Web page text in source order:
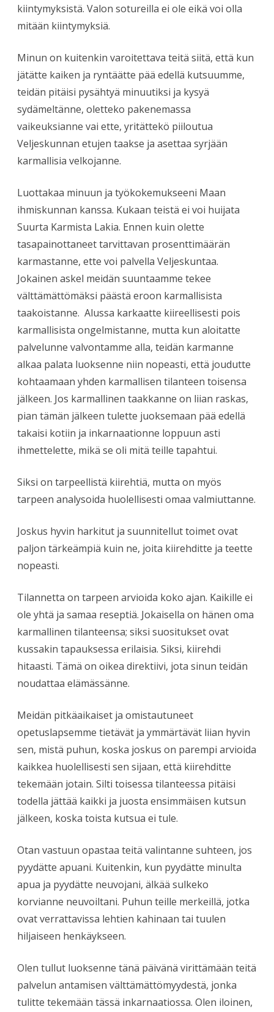
kiintymyksistä. Valon sotureilla ei ole eikä voi olla
mitään kiintymyksiä.
Minun on kuitenkin varoitettava teitä siitä, että kun
jätätte kaiken ja ryntäätte pää edellä kutsuumme,
teidän pitäisi pysähtyä minuutiksi ja kysyä
sydämeltänne, oletteko pakenemassa
vaikeuksianne vai ette, yritättekö piiloutua
Veljeskunnan etujen taakse ja asettaa syrjään
karmallisia velkojanne.
Luottakaa minuun ja työkokemukseeni Maan
ihmiskunnan kanssa. Kukaan teistä ei voi huijata
Suurta Karmista Lakia. Ennen kuin olette
tasapainottaneet tarvittavan prosenttimäärän
karmastanne, ette voi palvella Veljeskuntaa.
Jokainen askel meidän suuntaamme tekee
välttämättömäksi päästä eroon karmallisista
taakoistanne. Alussa karkaatte kiireellisesti pois
karmallisista ongelmistanne, mutta kun aloitatte
palvelunne valvontamme alla, teidän karmanne
alkaa palata luoksenne niin nopeasti, että joudutte
kohtaamaan yhden karmallisen tilanteen toisensa
jälkeen. Jos karmallinen taakkanne on liian raskas,
pian tämän jälkeen tulette juoksemaan pää edellä
takaisi kotiin ja inkarnaationne loppuun asti
ihmettelette, mikä se oli mitä teille tapahtui.
Siksi on tarpeellistä kiirehtiä, mutta on myös
tarpeen analysoida huolellisesti omaa valmiuttanne.
Joskus hyvin harkitut ja suunnitellut toimet ovat
paljon tärkeämpiä kuin ne, joita kiirehditte ja teette
nopeasti.
Tilannetta on tarpeen arvioida koko ajan. Kaikille ei
ole yhtä ja samaa reseptiä. Jokaisella on hänen oma
karmallinen tilanteensa; siksi suositukset ovat
kussakin tapauksessa erilaisia. Siksi, kiirehdi
hitaasti. Tämä on oikea direktiivi, jota sinun teidän
noudattaa elämässänne.
Meidän pitkäaikaiset ja omistautuneet
opetuslapsemme tietävät ja ymmärtävät liian hyvin
sen, mistä puhun, koska joskus on parempi arvioida
kaikkea huolellisesti sen sijaan, että kiirehditte
tekemään jotain. Silti toisessa tilanteessa pitäisi
todella jättää kaikki ja juosta ensimmäisen kutsun
jälkeen, koska toista kutsua ei tule.
Otan vastuun opastaa teitä valintanne suhteen, jos
pyydätte apuani. Kuitenkin, kun pyydätte minulta
apua ja pyydätte neuvojani, älkää sulkeko
korvianne neuvoiltani. Puhun teille merkeillä, jotka
ovat verrattavissa lehtien kahinaan tai tuulen
hiljaiseen henkäykseen.
Olen tullut luoksenne tänä päivänä virittämään teitä
palvelun antamisen välttämättömyydestä, jonka
tulitte tekemään tässä inkarnaatiossa. Olen iloinen,